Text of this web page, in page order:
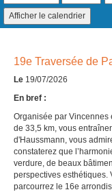
19e Traversée de
Le 19/07/2026
En bref :
Organisée par Vincennes
de 33,5 km, vous
d'Haussmann, vous
constaterez que
verdure, de beaux
perspectives esthétiques.
parcourrez le 16e